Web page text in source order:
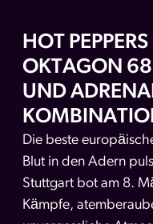
HOT
OKTAGON 68
UND
Die beste
Blut in den Adern
Stuttgart bot am 8.
Kämpfe,